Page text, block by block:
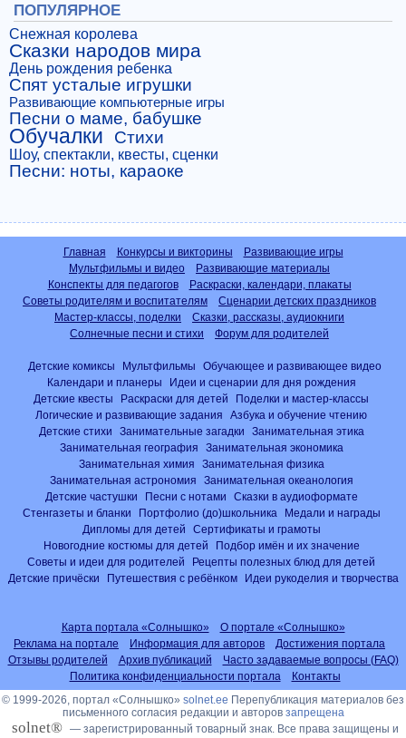
ПОПУЛЯРНОЕ
Снежная королева
Сказки народов мира
День рождения ребенка
Спят усталые игрушки
Развивающие компьютерные игры
Песни о маме, бабушке
Обучалки Стихи
Шоу, спектакли, квесты, сценки
Песни: ноты, караоке
Главная Конкурсы и викторины
Развивающие игры
Мультфильмы и видео
Развивающие материалы
Конспекты для педагогов
Раскраски, календари, плакаты
Советы родителям и воспитателям
Сценарии детских праздников
Мастер-классы, поделки
Сказки, рассказы, аудиокниги
Солнечные песни и стихи
Форум для родителей
Детские комиксы Мультфильмы
Обучающее и развивающее видео
Календари и планеры
Идеи и сценарии для дня рождения
Детские квесты
Раскраски для детей
Поделки и мастер-классы
Логические и развивающие задания
Азбука и обучение чтению
Детские стихи
Занимательные загадки
Занимательная этика
Занимательная география
Занимательная экономика
Занимательная химия
Занимательная физика
Занимательная астрономия
Занимательная океанология
Детские частушки
Песни с нотами
Сказки в аудиоформате
Стенгазеты и бланки
Портфолио (до)школьника
Медали и награды
Дипломы для детей
Сертификаты и грамоты
Новогодние костюмы для детей
Подбор имён и их значение
Советы и идеи для родителей
Рецепты полезных блюд для детей
Детские причёски
Путешествия с ребёнком Идеи рукоделия и творчества
Карта портала «Солнышко»
О портале «Солнышко»
Реклама на портале
Информация для авторов
Достижения портала
Отзывы родителей
Архив публикаций
Часто задаваемые вопросы (FAQ)
Политика конфиденциальности портала
Контакты
© 1999-2026, портал «Солнышко» solnet.ee Перепубликация материалов без
письменного согласия редакции и авторов запрещена
solnet® — зарегистрированный товарный знак. Все права защищены и